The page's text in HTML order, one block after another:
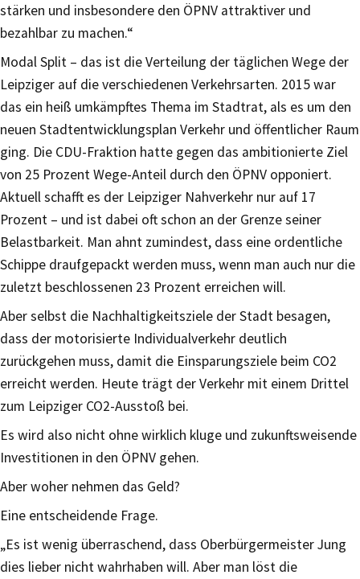
stärken und insbesondere den ÖPNV attraktiver und
bezahlbar zu machen.“
Modal Split – das ist die Verteilung der täglichen Wege der
Leipziger auf die verschiedenen Verkehrsarten. 2015 war
das ein heiß umkämpftes Thema im Stadtrat, als es um den
neuen Stadtentwicklungsplan Verkehr und öffentlicher Raum
ging. Die CDU-Fraktion hatte gegen das ambitionierte Ziel
von 25 Prozent Wege-Anteil durch den ÖPNV opponiert.
Aktuell schafft es der Leipziger Nahverkehr nur auf 17
Prozent – und ist dabei oft schon an der Grenze seiner
Belastbarkeit. Man ahnt zumindest, dass eine ordentliche
Schippe draufgepackt werden muss, wenn man auch nur die
zuletzt beschlossenen 23 Prozent erreichen will.
Aber selbst die Nachhaltigkeitsziele der Stadt besagen,
dass der motorisierte Individualverkehr deutlich
zurückgehen muss, damit die Einsparungsziele beim CO2
erreicht werden. Heute trägt der Verkehr mit einem Drittel
zum Leipziger CO2-Ausstoß bei.
Es wird also nicht ohne wirklich kluge und zukunftsweisende
Investitionen in den ÖPNV gehen.
Aber woher nehmen das Geld?
Eine entscheidende Frage.
„Es ist wenig überraschend, dass Oberbürgermeister Jung
dies lieber nicht wahrhaben will. Aber man löst die